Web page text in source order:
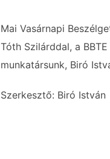
Mai Vasárnapi
Tóth Szilárddal, a
munkatársunk, Biró
Szerkesztő: Biró István